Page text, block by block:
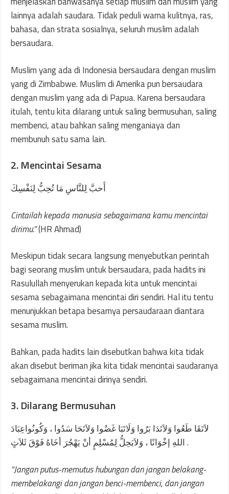
lainnya adalah saudara. Tidak peduli warna kulitnya, ras,
bahasa, dan strata sosialnya, seluruh muslim adalah
bersaudara.
Muslim yang ada di Indonesia bersaudara dengan muslim
yang di Zimbabwe. Muslim di Amerika pun bersaudara
dengan muslim yang ada di Papua. Karena bersaudara
itulah, tentu kita dilarang untuk saling bermusuhan, saling
membenci, atau bahkan saling menganiaya dan
membunuh satu sama lain.
2. Mencintai Sesama
أَحبَّ لِلنَّاسِ مَا تُحِبُّ لِنَفْسِكَ
Cintailah kepada manusia sebagaimana kamu mencintai
dirimu.”(HR Ahmad)
Meskipun tidak secara langsung menyebutkan perintah
bagi seorang muslim untuk bersaudara, pada hadits ini
Rasulullah menyerukan kepada kita untuk mencintai
sesama sebagaimana mencintai diri sendiri. Hal itu tentu
menunjukkan betapa besarnya persaudaraan diantara
sesama muslim.
Bahkan, pada hadits lain disebutkan bahwa kita tidak
akan disebut beriman jika kita tidak mencintai saudaranya
sebagaimana mencintai dirinya sendiri.
3. Dilarang Bermusuhan
لاَتَقَا طَعُوا وَلاَتَدَا بَرُوا وَلَاتَبَا غَضُوا وَلاَتَحَا سَدُوا ، وَكُونُواعِبَادَ
اللهِ إخْوَانًا ، وَلاَيَحِلُّ لِمُسْلِمٍ أنْ يَهْجُرَ أخَاهُ فَوْقَ ثَلاَثٍ .
“Jangan putus-memutus hubungan dan jangan belakang-
membelakangi dan jangan benci-membenci, dan jangan